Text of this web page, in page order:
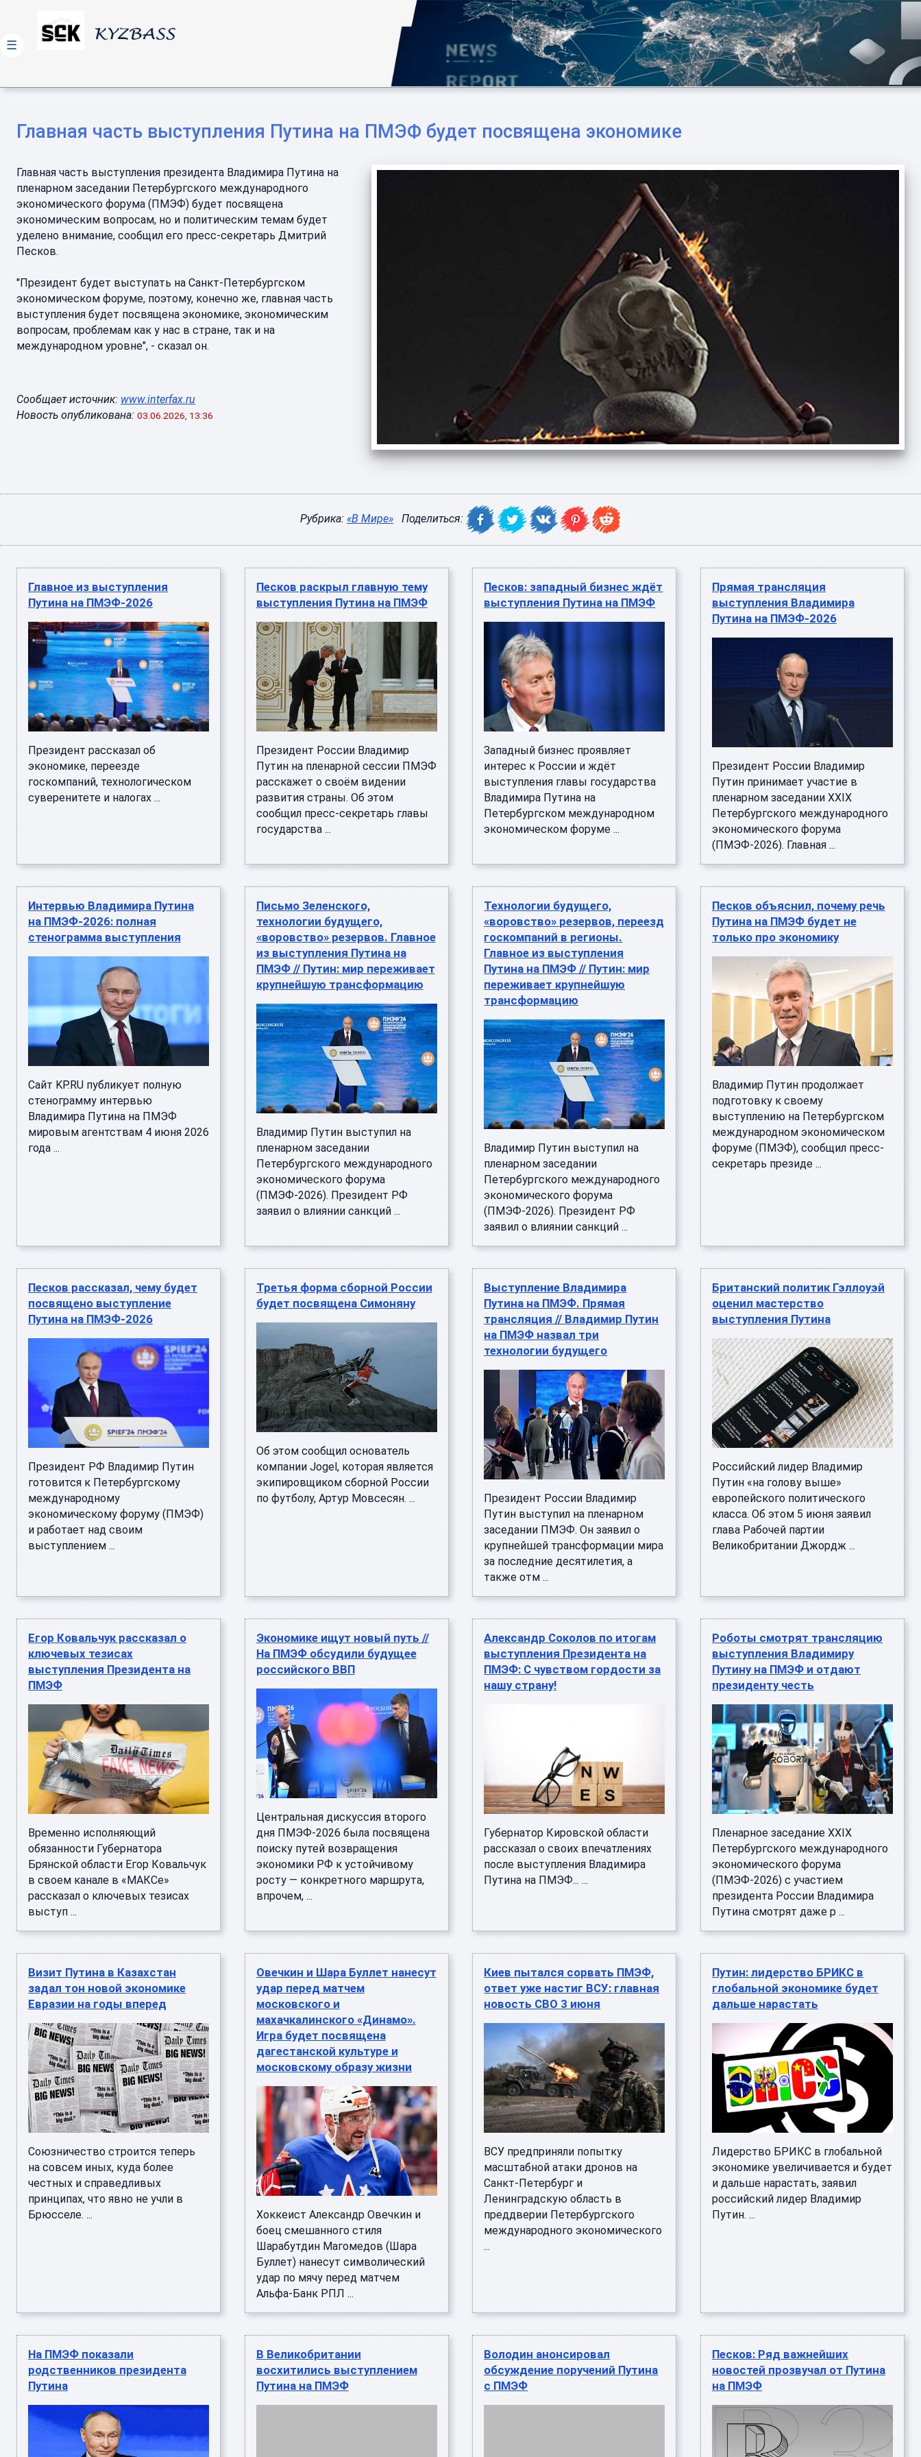
Главная часть выступления Путина на ПМЭФ будет посвящена экономике
Главная часть выступления президента Владимира Путина на
пленарном заседании Петербургского международного
экономического форума (ПМЭФ) будет посвящена
экономическим вопросам, но и политическим темам будет
уделено внимание, сообщил его пресс-секретарь Дмитрий
Песков.
"Президент будет выступать на Санкт-Петербургском
экономическом форуме, поэтому, конечно же, главная часть
выступления будет посвящена экономике, экономическим
вопросам, проблемам как у нас в стране, так и на
международном уровне", - сказал он.
Сообщает источник: www.interfax.ru
Новость опубликована: 03.06.2026, 13:36
Рубрика: «В Мире» Поделиться:
Главное из выступления
Путина на ПМЭФ-2026
Президент рассказал об
экономике, переезде
госкомпаний, технологическом
суверенитете и налогах ...
Песков раскрыл главную тему
выступления Путина на ПМЭФ
Президент России Владимир
Путин на пленарной сессии ПМЭФ
расскажет о своём видении
развития страны. Об этом
сообщил пресс-секретарь главы
государства ...
Песков: западный бизнес ждёт
выступления Путина на ПМЭФ
Западный бизнес проявляет
интерес к России и ждёт
выступления главы государства
Владимира Путина на
Петербургском международном
экономическом форуме ...
Прямая трансляция
выступления Владимира
Путина на ПМЭФ-2026
Президент России Владимир
Путин принимает участие в
пленарном заседании XXIX
Петербургского международного
экономического форума
(ПМЭФ-2026). Главная ...
Интервью Владимира Путина
на ПМЭФ-2026: полная
стенограмма выступления
Сайт KP.RU публикует полную
стенограмму интервью
Владимира Путина на ПМЭФ
мировым агентствам 4 июня 2026
года ...
Письмо Зеленского,
технологии будущего,
«воровство» резервов. Главное
из выступления Путина на
ПМЭФ // Путин: мир переживает
крупнейшую трансформацию
Владимир Путин выступил на
пленарном заседании
Петербургского международного
экономического форума
(ПМЭФ-2026). Президент РФ
заявил о влиянии санкций ...
Технологии будущего,
«воровство» резервов, переезд
госкомпаний в регионы.
Главное из выступления
Путина на ПМЭФ // Путин: мир
переживает крупнейшую
трансформацию
Владимир Путин выступил на
пленарном заседании
Петербургского международного
экономического форума
(ПМЭФ-2026). Президент РФ
заявил о влиянии санкций ...
Песков объяснил, почему речь
Путина на ПМЭФ будет не
только про экономику
Владимир Путин продолжает
подготовку к своему
выступлению на Петербургском
международном экономическом
форуме (ПМЭФ), сообщил пресс-
секретарь президе ...
Песков рассказал, чему будет
посвящено выступление
Путина на ПМЭФ-2026
Президент РФ Владимир Путин
готовится к Петербургскому
международному
экономическому форуму (ПМЭФ)
и работает над своим
выступлением ...
Третья форма сборной России
будет посвящена Симоняну
Об этом сообщил основатель
компании Jogel, которая является
экипировщиком сборной России
по футболу, Артур Мовсесян. ...
Выступление Владимира
Путина на ПМЭФ. Прямая
трансляция // Владимир Путин
на ПМЭФ назвал три
технологии будущего
Президент России Владимир
Путин выступил на пленарном
заседании ПМЭФ. Он заявил о
крупнейшей трансформации мира
за последние десятилетия, а
также отм ...
Британский политик Гэллоуэй
оценил мастерство
выступления Путина
Российский лидер Владимир
Путин «на голову выше»
европейского политического
класса. Об этом 5 июня заявил
глава Рабочей партии
Великобритании Джордж ...
Егор Ковальчук рассказал о
ключевых тезисах
выступления Президента на
ПМЭФ
Временно исполняющий
обязанности Губернатора
Брянской области Егор Ковальчук
в своем канале в «МАКСе»
рассказал о ключевых тезисах
выступ ...
Экономике ищут новый путь //
На ПМЭФ обсудили будущее
российского ВВП
Центральная дискуссия второго
дня ПМЭФ-2026 была посвящена
поиску путей возвращения
экономики РФ к устойчивому
росту — конкретного маршрута,
впрочем, ...
Александр Соколов по итогам
выступления Президента на
ПМЭФ: С чувством гордости за
нашу страну!
Губернатор Кировской области
рассказал о своих впечатлениях
после выступления Владимира
Путина на ПМЭФ... ...
Роботы смотрят трансляцию
выступления Владимиру
Путину на ПМЭФ и отдают
президенту честь
Пленарное заседание XXIX
Петербургского международного
экономического форума
(ПМЭФ-2026) с участием
президента России Владимира
Путина смотрят даже р ...
Визит Путина в Казахстан
задал тон новой экономике
Евразии на годы вперед
Союзничество строится теперь
на совсем иных, куда более
честных и справедливых
принципах, что явно не учли в
Брюсселе. ...
Овечкин и Шара Буллет нанесут
удар перед матчем
московского и
махачкалинского «Динамо».
Игра будет посвящена
дагестанской культуре и
московскому образу жизни
Хоккеист Александр Овечкин и
боец смешанного стиля
Шарабутдин Магомедов (Шара
Буллет) нанесут символический
удар по мячу перед матчем
Альфа-Банк РПЛ ...
Киев пытался сорвать ПМЭФ,
ответ уже настиг ВСУ: главная
новость СВО 3 июня
ВСУ предприняли попытку
масштабной атаки дронов на
Санкт-Петербург и
Ленинградскую область в
преддверии Петербургского
международного экономического
...
Путин: лидерство БРИКС в
глобальной экономике будет
дальше нарастать
Лидерство БРИКС в глобальной
экономике увеличивается и будет
и дальше нарастать, заявил
российский лидер Владимир
Путин. ...
На ПМЭФ показали
родственников президента
Путина
В Великобритании
восхитились выступлением
Путина на ПМЭФ
Володин анонсировал
обсуждение поручений Путина
с ПМЭФ
Песков: Ряд важнейших
новостей прозвучал от Путина
на ПМЭФ
☰